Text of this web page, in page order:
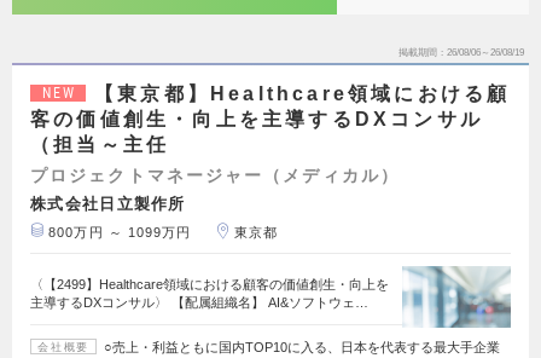
掲載期間 26/08/06～26/08/19
NEW
【東京都】Healthcare領域における顧
客の価値創生・向上を主導するDXコンサル
（担当～主任
プロジェクトマネージャー（メディカル）
株式会社日立製作所
800万円 ～ 1099万円 東京都
〈【2499】Healthcare領域における顧客の価値創生・向上を
主導するDXコンサル〉 【配属組織名】 AI&ソフトウェ…
会社概要
○売上・利益ともに国内TOP10に入る、日本を代表する最大手企業